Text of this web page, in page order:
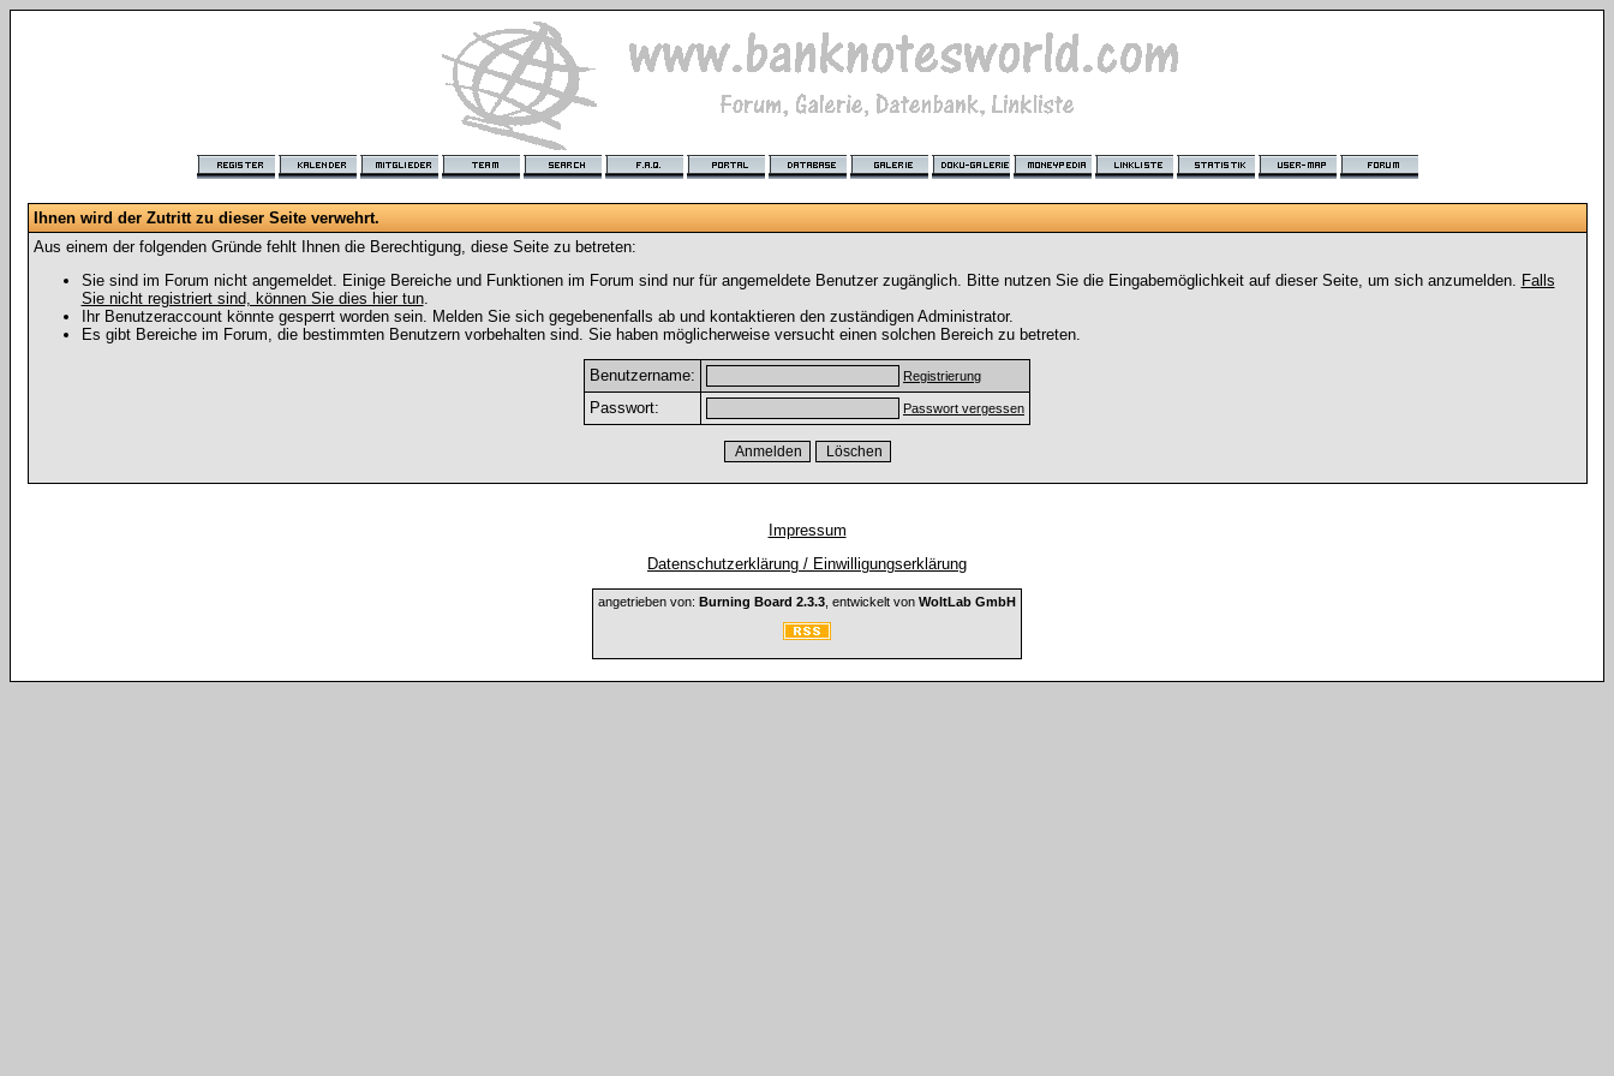
Ihnen wird der Zutritt zu dieser Seite verwehrt.
Aus einem der folgenden Gründe fehlt Ihnen die Berechtigung, diese Seite zu betreten:
Sie sind im Forum nicht angemeldet. Einige Bereiche und Funktionen im Forum sind nur für angemeldete Benutzer zugänglich. Bitte nutzen Sie die Eingabemöglichkeit auf dieser Seite, um sich anzumelden. Falls
Sie nicht registriert sind, können Sie dies hier tun.
Ihr Benutzeraccount könnte gesperrt worden sein. Melden Sie sich gegebenenfalls ab und kontaktieren den zuständigen Administrator.
Es gibt Bereiche im Forum, die bestimmten Benutzern vorbehalten sind. Sie haben möglicherweise versucht einen solchen Bereich zu betreten.
Benutzername: Registrierung
Passwort: Passwort vergessen
Impressum
Datenschutzerklärung / Einwilligungserklärung
angetrieben von: Burning Board 2.3.3 , entwickelt von WoltLab GmbH